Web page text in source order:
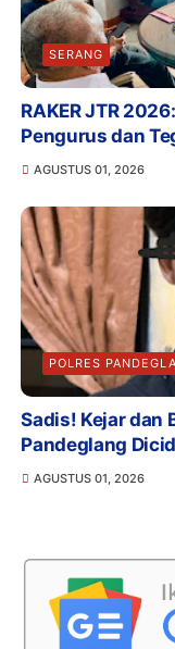
SERANG
RAKER JTR
Pengurus dan
AGUSTUS 01, 2026
POLRES
Sadis! Kejar dan
Pandeglang
AGUSTUS 01, 2026